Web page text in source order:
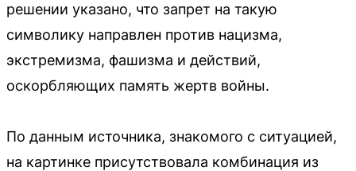
решении указано, что запрет на такую
символику направлен против нацизма,
экстремизма, фашизма и действий,
оскорбляющих память жертв войны.
По данным источника, знакомого с ситуацией,
на картинке присутствовала комбинация из